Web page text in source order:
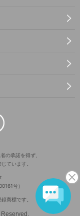
の承諾を得ず、
ています。
号）
商標です。